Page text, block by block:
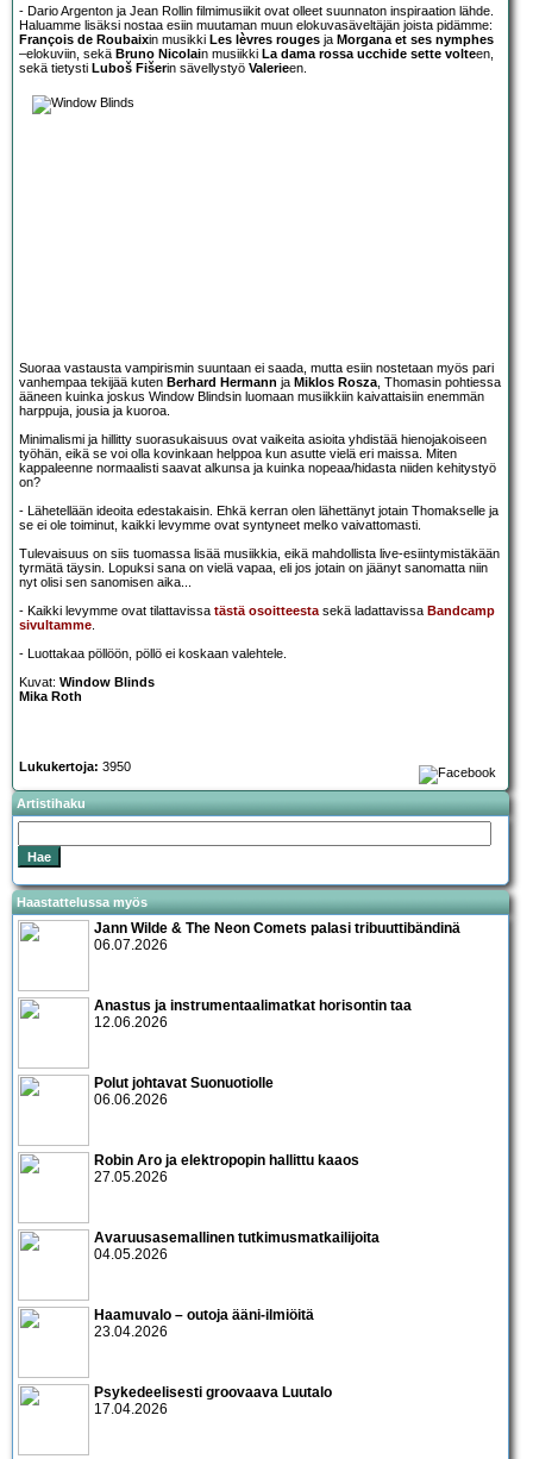
- Dario Argenton ja Jean Rollin filmimusiikit ovat olleet suunnaton inspiraation lähde.
Haluamme lisäksi nostaa esiin muutaman muun elokuvasäveltäjän joista pidämme:
François de Roubaixin musikki Les lèvres rouges ja Morgana et ses nymphes
–elokuviin, sekä Bruno Nicolain musiikki La dama rossa ucchide sette volteen,
sekä tietysti Luboš Fišerin sävellystyö Valerieen.
Suoraa vastausta vampirismin suuntaan ei saada, mutta esiin nostetaan myös pari
vanhempaa tekijää kuten Berhard Hermann ja Miklos Rosza, Thomasin pohtiessa
ääneen kuinka joskus Window Blindsin luomaan musiikkiin kaivattaisiin enemmän
harppuja, jousia ja kuoroa.
Minimalismi ja hillitty suorasukaisuus ovat vaikeita asioita yhdistää hienojakoiseen
työhän, eikä se voi olla kovinkaan helppoa kun asutte vielä eri maissa. Miten
kappaleenne normaalisti saavat alkunsa ja kuinka nopeaa/hidasta niiden kehitystyö
on?
- Lähetellään ideoita edestakaisin. Ehkä kerran olen lähettänyt jotain Thomakselle ja
se ei ole toiminut, kaikki levymme ovat syntyneet melko vaivattomasti.
Tulevaisuus on siis tuomassa lisää musiikkia, eikä mahdollista live-esiintymistäkään
tyrmätä täysin. Lopuksi sana on vielä vapaa, eli jos jotain on jäänyt sanomatta niin
nyt olisi sen sanomisen aika...
- Kaikki levymme ovat tilattavissa tästä osoitteestasekä ladattavissa Bandcamp
sivultamme.
- Luottakaa pöllöön, pöllö ei koskaan valehtele.
Kuvat: Window Blinds
Mika Roth
Lukukertoja: 3950
Artistihaku
Haastattelussa myös
Jann Wilde & The Neon Comets palasi tribuuttibändinä
06.07.2026
Anastus ja instrumentaalimatkat horisontin taa
12.06.2026
Polut johtavat Suonuotiolle
06.06.2026
Robin Aro ja elektropopin hallittu kaaos
27.05.2026
Avaruusasemallinen tutkimusmatkailijoita
04.05.2026
Haamuvalo – outoja ääni-ilmiöitä
23.04.2026
Psykedeelisesti groovaava Luutalo
17.04.2026